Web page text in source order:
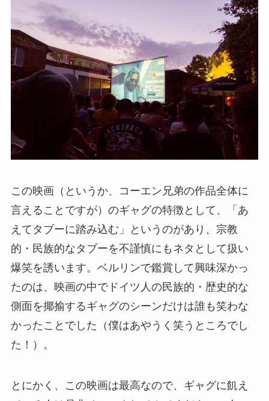
この映画（というか、コーエン兄弟の作品全体に
言えることですが）のギャグの特徴として、「あ
えてタブーに踏み込む」というのがあり、宗教
的・民族的なタブーを不謹慎にもネタとして扱い
爆笑を誘います。ベルリンで鑑賞して興味深かっ
たのは、映画の中でドイツ人の民族的・歴史的な
側面を揶揄するギャグのシーンだけは誰も笑わな
かったことでした（僕はあやうく笑うところでし
た！）。
とにかく、この映画は最高なので、ギャグに飢え